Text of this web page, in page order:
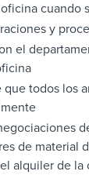
cuando
y
el
que todos los
de material
alquiler de la